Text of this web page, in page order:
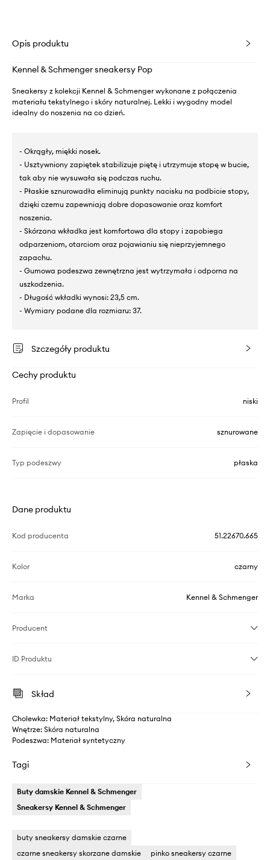
Opis produktu
Kennel & Schmenger sneakersy Pop
Sneakersy z kolekcji Kennel & Schmenger wykonane z połączenia
materiału tekstylnego i skóry naturalnej. Lekki i wygodny model
idealny do noszenia na co dzień.
- Okrągły, miękki nosek.
- Usztywniony zapiętek stabilizuje piętę i utrzymuje stopę w bucie,
tak aby nie wysuwała się podczas ruchu.
- Płaskie sznurowadła eliminują punkty nacisku na podbicie stopy,
dzięki czemu zapewniają dobre dopasowanie oraz komfort
noszenia.
- Skórzana wkładka jest komfortowa dla stopy i zapobiega
odparzeniom, otarciom oraz pojawianiu się nieprzyjemnego
zapachu.
- Gumowa podeszwa zewnętrzna jest wytrzymała i odporna na
uszkodzenia.
- Długość wkładki wynosi: 23,5 cm.
- Wymiary podane dla rozmiaru: 37.
Szczegóły produktu
Cechy produktu
Profil niski
Zapięcie i dopasowanie sznurowane
Typ podeszwy płaska
Dane produktu
Kod producenta 51.22670.665
Kolor czarny
Marka Kennel & Schmenger
Producent
ID Produktu
Skład
Cholewka: Materiał tekstylny, Skóra naturalna
Wnętrze: Skóra naturalna
Podeszwa: Materiał syntetyczny
Tagi
Buty damskie Kennel & Schmenger
Sneakersy Kennel & Schmenger
buty sneakersy damskie czarne
czarne sneakersy skorzane damskie
pinko sneakersy czarne